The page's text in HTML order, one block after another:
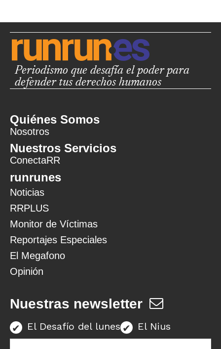
Periodismo que desafía el poder para
defender tus derechos humanos
Quiénes Somos
Nosotros
Nuestros Servicios
ConectaRR
runrunes
Noticias
RRPLUS
Monitor de Víctimas
Reportajes Especiales
El Megafono
Opinión
Nuestras newsletter
El Desafío del lunes El Nius